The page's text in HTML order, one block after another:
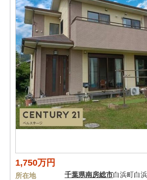
1,750万円
所在地 千葉県南房総市白浜町白浜